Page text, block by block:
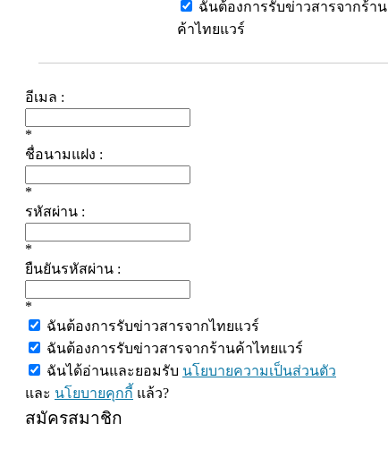
ฉันต้องการรับข่าวสารจากร้าน
ค้าไทยแวร์
อีเมล :
*
ชื่อนามแฝง :
*
รหัสผ่าน :
*
ยืนยันรหัสผ่าน :
*
ฉันต้องการรับข่าวสารจากไทยแวร์
ฉันต้องการรับข่าวสารจากร้านค้าไทยแวร์
ฉันได้อ่านและยอมรับ นโยบายความเป็นส่วนตัว
และ นโยบายคุกกี้ แล้ว?
สมัครสมาชิก